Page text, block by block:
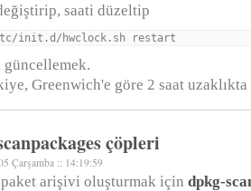
saati düzeltip
init.d/hwclock.sh restart
güncellemek.
Greenwich'e göre 2 saat
çöpleri
Çarşamba :: 14:19:59
arişivi oluşturmak için dpkg-